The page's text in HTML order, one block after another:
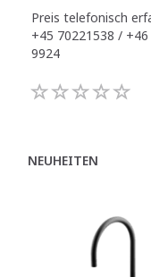
Preis telefonisch
+45 70221538 /
9924
NEUHEITEN